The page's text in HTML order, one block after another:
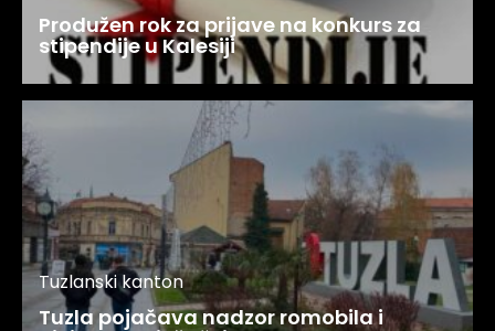
Produžen rok za prijave na konkurs za
stipendije u Kalesiji
Tuzlanski kanton
Tuzla pojačava nadzor romobila i